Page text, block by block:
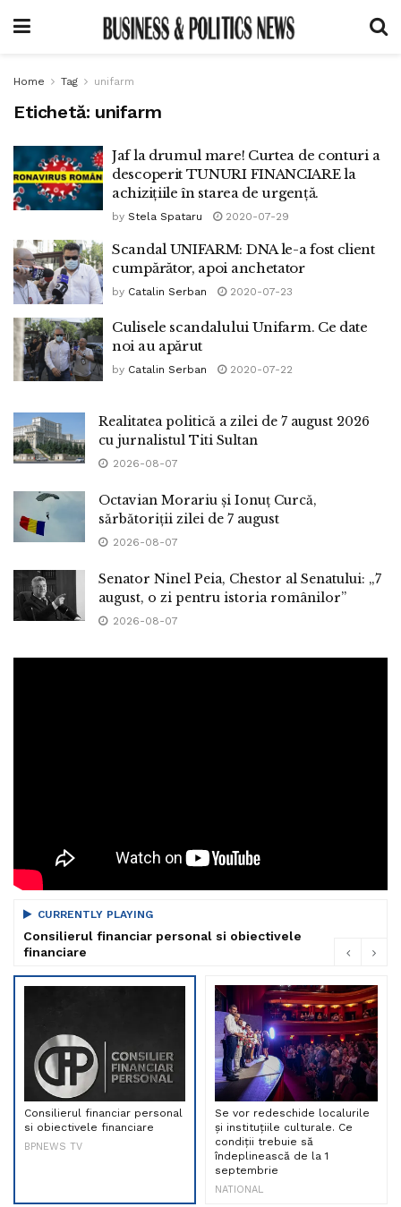
Home Tag unifarm
Etichetă: unifarm
Jaf la drumul mare! Curtea de conturi a
descoperit TUNURI FINANCIARE la
achizițiile în starea de urgență.
by Stela Spataru 2020-07-29
Scandal UNIFARM: DNA le-a fost client
cumpărător, apoi anchetator
by Catalin Serban 2020-07-23
Culisele scandalului Unifarm. Ce date
noi au apărut
by Catalin Serban 2020-07-22
Realitatea politică a zilei de 7 august 2026
cu jurnalistul Titi Sultan
2026-08-07
Octavian Morariu și Ionuț Curcă,
sărbătoriții zilei de 7 august
2026-08-07
Senator Ninel Peia, Chestor al Senatului: „7
august, o zi pentru istoria românilor”
2026-08-07
CURRENTLY PLAYING
Consilierul financiar personal si obiectivele
financiare
Consilierul financiar personal
si obiectivele financiare
BPNEWS TV
Se vor redeschide localurile
și instituțiile culturale. Ce
condiții trebuie să
îndeplinească de la 1
septembrie
NATIONAL